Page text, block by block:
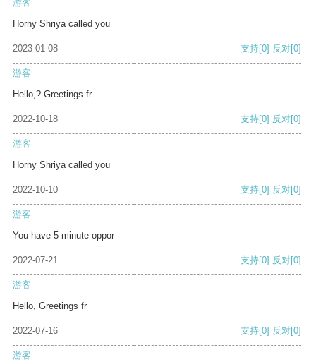
游客
Horny Shriya called you
2023-01-08 支持[0] 反对[0]
游客
Hello,? Greetings fr
2022-10-18 支持[0] 反对[0]
游客
Horny Shriya called you
2022-10-10 支持[0] 反对[0]
游客
You have 5 minute oppor
2022-07-21 支持[0] 反对[0]
游客
Hello, Greetings fr
2022-07-16 支持[0] 反对[0]
游客